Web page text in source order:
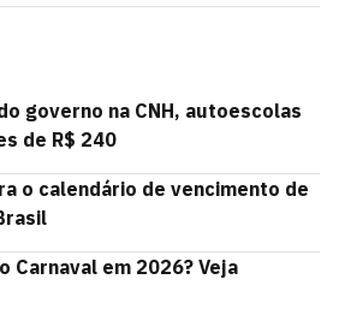
governo na CNH, autoescolas
de R$ 240
o calendário de vencimento de
Carnaval em 2026? Veja